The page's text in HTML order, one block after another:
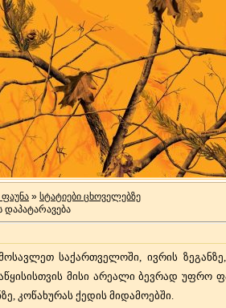
» სტატიები ცხოველებზე
საქართველოში, ივრის
მისი არეალი ბევრად
კოწახურას ქედის მიდამოებში.